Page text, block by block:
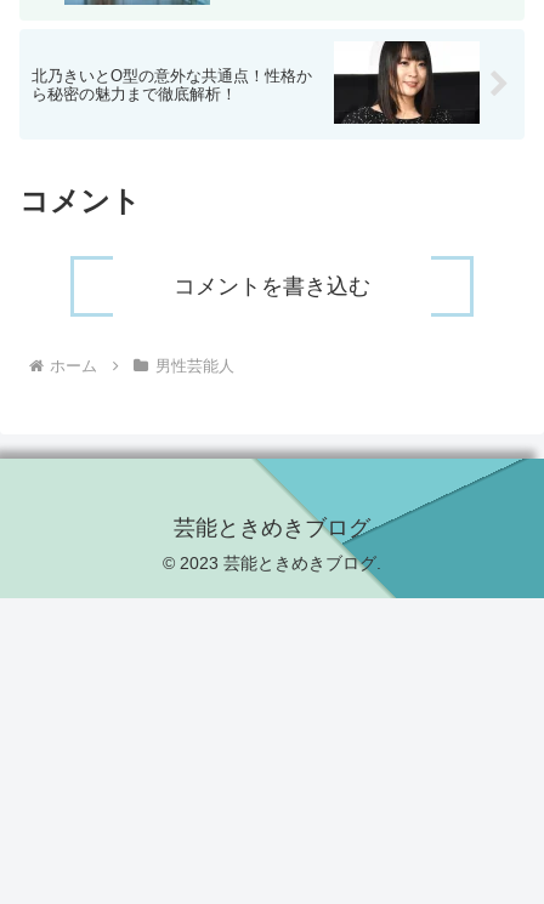
北乃きいとO型の意外な共通点！性格か
ら秘密の魅力まで徹底解析！
コメント
コメントを書き込む
ホーム 男性芸能人
芸能ときめきブログ
© 2023 芸能ときめきブログ.